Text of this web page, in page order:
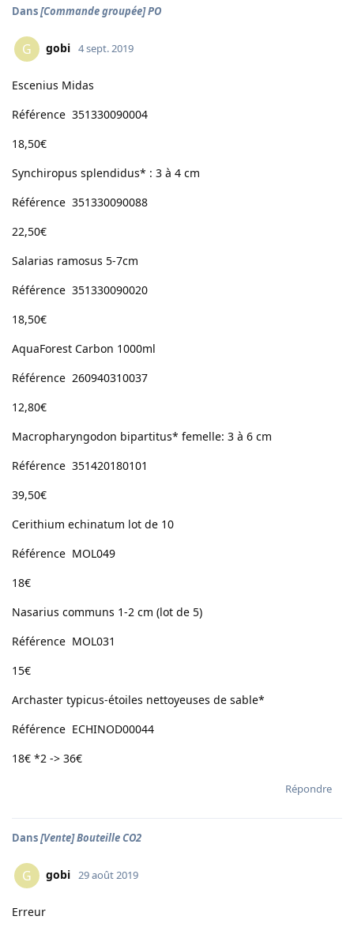
Dans[Commande groupée] PO
G gobi 4 sept. 2019
Escenius Midas
Référence 351330090004
18,50€
Synchiropus splendidus* : 3 à 4 cm
Référence 351330090088
22,50€
Salarias ramosus 5-7cm
Référence 351330090020
18,50€
AquaForest Carbon 1000ml
Référence 260940310037
12,80€
Macropharyngodon bipartitus* femelle: 3 à 6 cm
Référence 351420180101
39,50€
Cerithium echinatum lot de 10
Référence MOL049
18€
Nasarius communs 1-2 cm (lot de 5)
Référence MOL031
15€
Archaster typicus-étoiles nettoyeuses de sable*
Référence ECHINOD00044
18€ *2 -> 36€
Répondre
Dans[Vente] Bouteille CO2
G gobi 29 août 2019
Erreur